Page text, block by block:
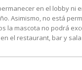
en el lobby ni
Asimismo, no está
la mascota no podrá
el restaurant, bar y